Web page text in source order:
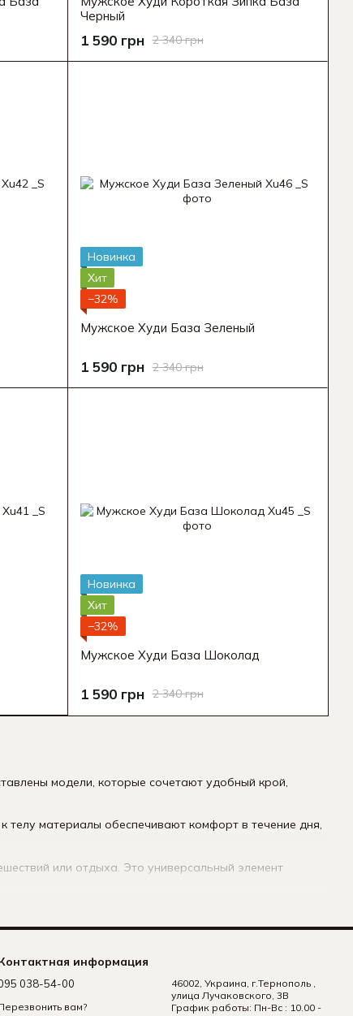
модели, которые сочетают удобный крой,
телу материалы обеспечивают комфорт в течение дня,
или отдыха. Это универсальный элемент
Черный
2 340 грн
1 590 грн
Новинка
Хит
−32%
Мужское Худи База Зеленый
2 340 грн
1 590 грн
Новинка
Хит
−32%
Мужское Худи База Шоколад
2 340 грн
1 590 грн
информация
038-54-00
вам?
46002, Украина, г.Тернополь ,
улица Лучаковского, 3В
График работы: Пн-Вс : 10.00 -